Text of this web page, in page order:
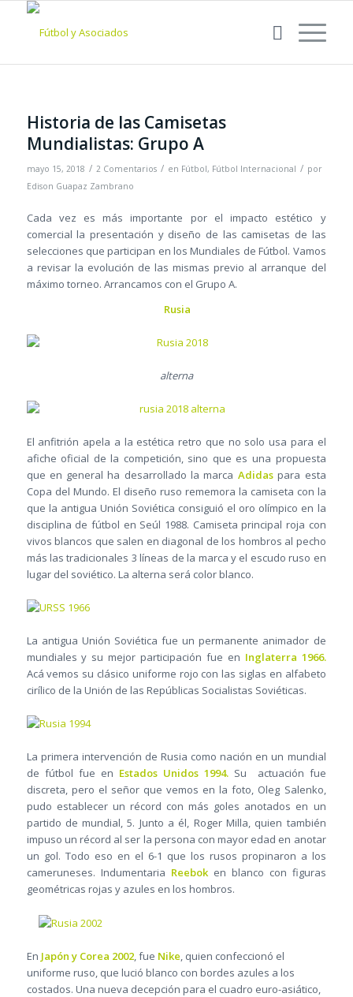
Historia de las Camisetas
Mundialistas: Grupo A
mayo 15, 2018 / 2 Comentarios / en Fútbol, Fútbol Internacional / por
Edison Guapaz Zambrano
Cada vez es más importante por el impacto estético y
comercial la presentación y diseño de las camisetas de las
selecciones que participan en los Mundiales de Fútbol. Vamos
a revisar la evolución de las mismas previo al arranque del
máximo torneo. Arrancamos con el Grupo A.
Rusia
alterna
El anfitrión apela a la estética retro que no solo usa para el
afiche oficial de la competición, sino que es una propuesta
que en general ha desarrollado la marca Adidas para esta
Copa del Mundo. El diseño ruso rememora la camiseta con la
que la antigua Unión Soviética consiguió el oro olímpico en la
disciplina de fútbol en Seúl 1988. Camiseta principal roja con
vivos blancos que salen en diagonal de los hombros al pecho
más las tradicionales 3 líneas de la marca y el escudo ruso en
lugar del soviético. La alterna será color blanco.
La antigua Unión Soviética fue un permanente animador de
mundiales y su mejor participación fue en Inglaterra 1966.
Acá vemos su clásico uniforme rojo con las siglas en alfabeto
cirílico de la Unión de las Repúblicas Socialistas Soviéticas.
La primera intervención de Rusia como nación en un mundial
de fútbol fue en Estados Unidos 1994. Su actuación fue
discreta, pero el señor que vemos en la foto, Oleg Salenko,
pudo establecer un récord con más goles anotados en un
partido de mundial, 5. Junto a él, Roger Milla, quien también
impuso un récord al ser la persona con mayor edad en anotar
un gol. Todo eso en el 6-1 que los rusos propinaron a los
cameruneses. Indumentaria Reebok en blanco con figuras
geométricas rojas y azules en los hombros.
En Japón y Corea 2002, fue Nike , quien confeccionó el
uniforme ruso, que lució blanco con bordes azules a los
costados. Una nueva decepción para el cuadro euro-asiático,